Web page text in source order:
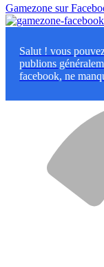
Gamezone sur
Salut ! vous
publions
facebook, ne